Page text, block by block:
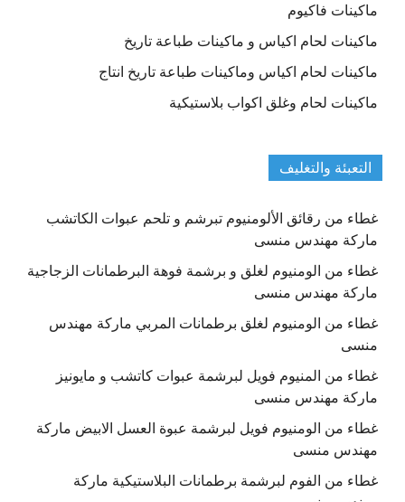
ماكينات فاكيوم
ماكينات لحام اكياس و ماكينات طباعة تاريخ
ماكينات لحام اكياس وماكينات طباعة تاريخ انتاج
ماكينات لحام وغلق اكواب بلاستيكية
التعبئة والتغليف
غطاء من رقائق الألومنيوم تبرشم و تلحم عبوات الكاتشب
ماركة مهندس منسى
غطاء من الومنيوم لغلق و برشمة فوهة البرطمانات الزجاجية
ماركة مهندس منسى
غطاء من الومنيوم لغلق برطمانات المربي ماركة مهندس
منسى
غطاء من المنيوم فويل لبرشمة عبوات كاتشب و مايونيز
ماركة مهندس منسى
غطاء من الومنيوم فويل لبرشمة عبوة العسل الابيض ماركة
مهندس منسى
غطاء من الفوم لبرشمة برطمانات البلاستيكية ماركة